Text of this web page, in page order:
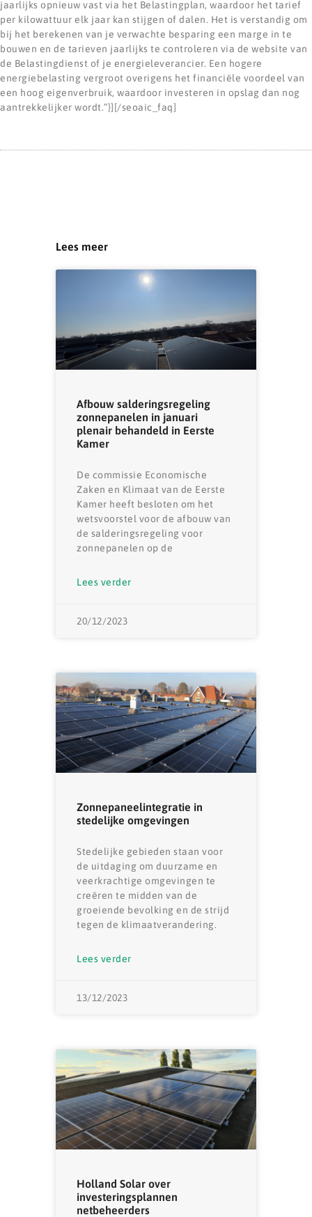
jaarlijks opnieuw vast via het Belastingplan, waardoor het tarief
per kilowattuur elk jaar kan stijgen of dalen. Het is verstandig om
bij het berekenen van je verwachte besparing een marge in te
bouwen en de tarieven jaarlijks te controleren via de website van
de Belastingdienst of je energieleverancier. Een hogere
energiebelasting vergroot overigens het financiële voordeel van
een hoog eigenverbruik, waardoor investeren in opslag dan nog
aantrekkelijker wordt.”}][/seoaic_faq]
Lees meer
Afbouw salderingsregeling
zonnepanelen in januari
plenair behandeld in Eerste
Kamer
De commissie Economische
Zaken en Klimaat van de Eerste
Kamer heeft besloten om het
wetsvoorstel voor de afbouw van
de salderingsregeling voor
zonnepanelen op de
Lees verder
20/12/2023
Zonnepaneelintegratie in
stedelijke omgevingen
Stedelijke gebieden staan ​​voor
de uitdaging om duurzame en
veerkrachtige omgevingen te
creëren te midden van de
groeiende bevolking en de strijd
tegen de klimaatverandering.
Lees verder
13/12/2023
Holland Solar over
investeringsplannen
netbeheerders